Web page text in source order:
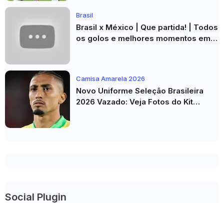
Brasil
Brasil x México | Que partida! | Todos
os golos e melhores momentos em
Camisa Amarela 2026
Novo Uniforme Seleção Brasileira
2026 Vazado: Veja Fotos do Kit
Social Plugin